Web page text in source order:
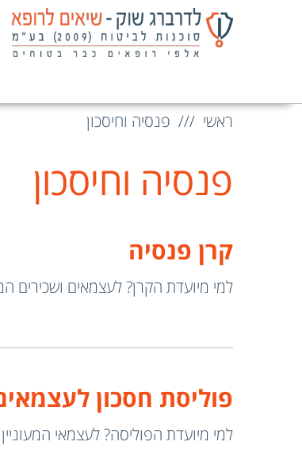
ראשי פנסיה וחיסכון
פנסיה וחיסכון
קרן פנסיה
למי מיועדת הקרן? לעצמאים ושכירים
פוליסת חסכון
למי מיועדת הפוליסה? לעצמאי